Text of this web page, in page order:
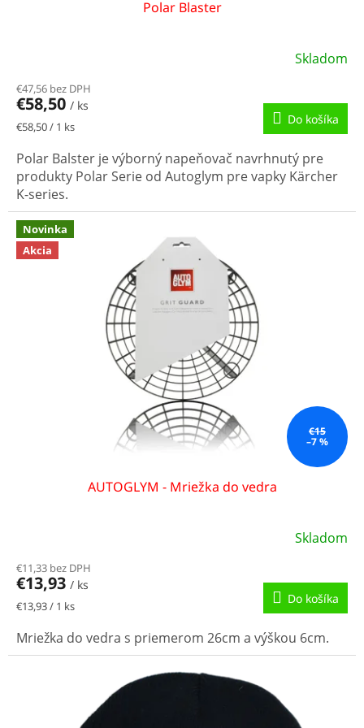
Polar Blaster
Skladom
€47,56 bez DPH
€58,50 / ks
Jednotková
€58,50 / 1 ks Do košíka
Polar Balster je výborný napeňovač navrhnutý pre
produkty Polar Serie od Autoglym pre vapky Kärcher
K-series.
Novinka
Akcia
€15
–7 %
AUTOGLYM - Mriežka do vedra
Skladom
€11,33 bez DPH
€13,93 / ks
Jednotková
€13,93 / 1 ks Do košíka
Mriežka do vedra s priemerom 26cm a výškou 6cm.